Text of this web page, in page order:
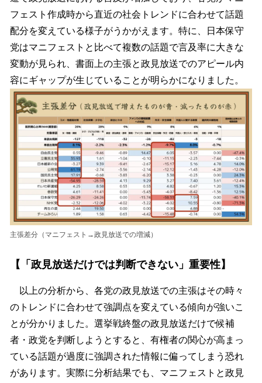
フェスト作成時から直近の社会トレンドに合わせて話題
配分を変えている様子がうかがえます。特に、日本保守
党はマニフェストと比べて複数の話題で言及率に大きな
変動が見られ、書面上の主張と政見放送でのアピール内
容にギャップが生じていることが明らかになりました。
主張差分（マニフェスト→政見放送での増減）
【「政見放送だけでは判断できない」重要性】
以上の分析から、各党の政見放送での主張はその時々
のトレンドに合わせて強調点を変えている傾向が強いこ
とが分かりました。選挙戦終盤の政見放送だけで候補
者・政党を判断しようとすると、有権者の関心が高まっ
ている話題が過度に強調された情報に偏ってしまう恐れ
があります。実際に分析結果でも、マニフェストと政見